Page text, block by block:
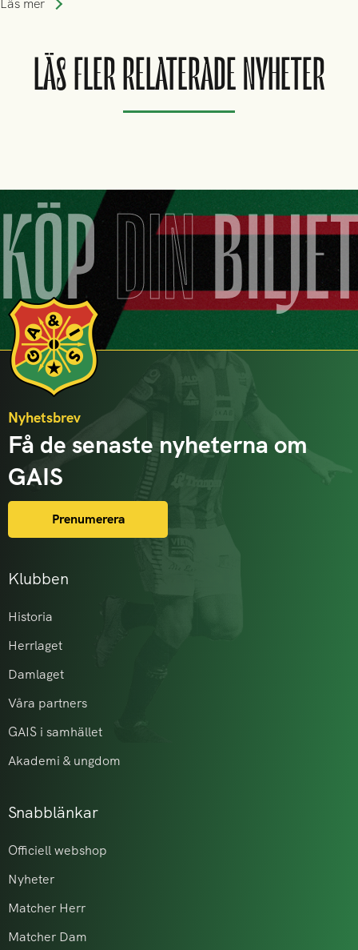
Läs mer
LÄS FLER RELATERADE NYHETER
KÖPDIN
Klubben
Historia
Herrlaget
Damlaget
Våra partners
GAIS i samhället
Akademi & ungdom
Snabblänkar
Officiell webshop
Nyheter
Matcher Herr
Matcher Dam
Nyhetsbrev
Få de senaste nyheterna om
GAIS
Prenumerera